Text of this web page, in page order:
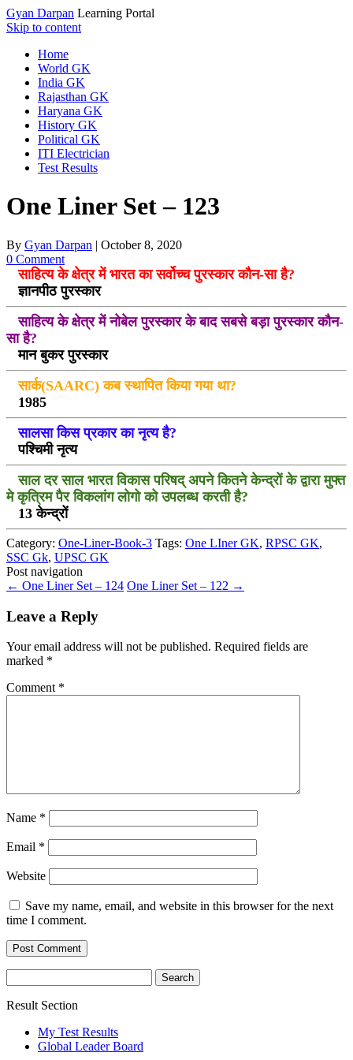
Gyan Darpan Learning Portal
Skip to content
Home
World GK
India GK
Rajasthan GK
Haryana GK
History GK
Political GK
ITI Electrician
Test Results
One Liner Set – 123
By Gyan Darpan | October 8, 2020
0 Comment
साहित्य के क्षेत्र में भारत का सर्वोच्च पुरस्कार कौन-सा है?
ज्ञानपीठ पुरस्कार
साहित्य के क्षेत्र में नोबेल पुरस्कार के बाद सबसे बड़ा पुरस्कार कौन-
सा है?
मान बुकर पुरस्कार
सार्क(SAARC) कब स्थापित किया गया था?
1985
सालसा किस प्रकार का नृत्य है?
पश्चिमी नृत्य
साल दर साल भारत विकास परिषद् अपने कितने केन्द्रों के द्वारा मुफ्त
मे कृत्रिम पैर विकलांग लोगो को उपलब्ध करती है?
13 केन्द्रों
Category: One-Liner-Book-3 Tags: One LIner GK, RPSC GK,
SSC Gk, UPSC GK
Post navigation
← One Liner Set – 124 One Liner Set – 122 →
Leave a Reply
Your email address will not be published. Required fields are
marked *
Comment *
Name *
Email *
Website
Save my name, email, and website in this browser for the next
time I comment.
for:
Result Section
My Test Results
Global Leader Board